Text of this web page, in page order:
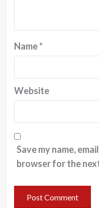
Name*
Website
Save my name,
browser for the